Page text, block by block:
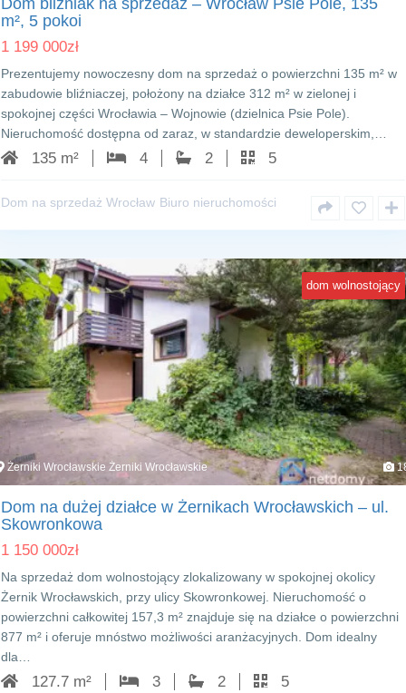
Dom bliźniak na sprzedaż – Wrocław Psie Pole, 135
m², 5 pokoi
1 199 000zł
Prezentujemy nowoczesny dom na sprzedaż o powierzchni 135 m² w
zabudowie bliźniaczej, położony na działce 312 m² w zielonej i
spokojnej części Wrocławia – Wojnowie (dzielnica Psie Pole).
Nieruchomość dostępna od zaraz, w standardzie deweloperskim,…
135 m² 4 2 5
Dom na sprzedaż Wrocław Biuro nieruchomości
dom wolnostojący
Żerniki Wrocławskie Żerniki Wrocławskie
Dom na dużej działce w Żernikach Wrocławskich – ul.
Skowronkowa
1 150 000zł
Na sprzedaż dom wolnostojący zlokalizowany w spokojnej okolicy
Żernik Wrocławskich, przy ulicy Skowronkowej. Nieruchomość o
powierzchni całkowitej 157,3 m² znajduje się na działce o powierzchni
877 m² i oferuje mnóstwo możliwości aranżacyjnych. Dom idealny
dla…
127.7 m² 3 2 5